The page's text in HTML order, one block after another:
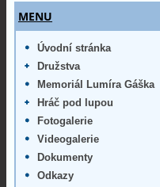
MENU
Úvodní stránka
Družstva
Memoriál Lumíra Gáška
Hráč pod lupou
Fotogalerie
Videogalerie
Dokumenty
Odkazy